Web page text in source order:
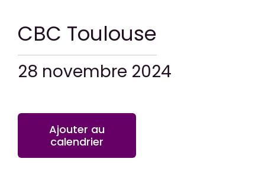
CBC Toulouse
28 novembre 2024
Ajouter au
calendrier